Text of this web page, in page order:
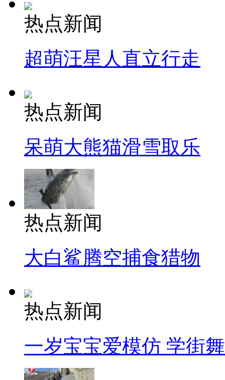
热点新闻
超萌汪星人直立行走
热点新闻
呆萌大熊猫滑雪取乐
热点新闻
大白鲨腾空捕食猎物
热点新闻
一岁宝宝爱模仿 学街